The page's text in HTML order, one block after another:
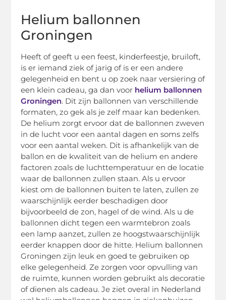
Helium ballonnen
Groningen
Heeft of geeft u een feest, kinderfeestje, bruiloft,
is er iemand ziek of jarig of is er een andere
gelegenheid en bent u op zoek naar versiering of
een klein cadeau, ga dan voor helium ballonnen
Groningen. Dit zijn ballonnen van verschillende
formaten, zo gek als je zelf maar kan bedenken.
De helium zorgt ervoor dat de ballonnen zweven
in de lucht voor een aantal dagen en soms zelfs
voor een aantal weken. Dit is afhankelijk van de
ballon en de kwaliteit van de helium en andere
factoren zoals de luchttemperatuur en de locatie
waar de ballonnen zullen staan. Als u ervoor
kiest om de ballonnen buiten te laten, zullen ze
waarschijnlijk eerder beschadigen door
bijvoorbeeld de zon, hagel of de wind. Als u de
ballonnen dicht tegen een warmtebron zoals
een lamp aanzet, zullen ze hoogstwaarschijnlijk
eerder knappen door de hitte. Helium ballonnen
Groningen zijn leuk en goed te gebruiken op
elke gelegenheid. Ze zorgen voor opvulling van
de ruimte, kunnen worden gebruikt als decoratie
of dienen als cadeau. Je ziet overal in Nederland